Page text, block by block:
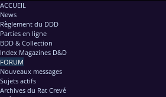
ACCUEIL
News
Règlement du DDD
Parties en ligne
BDD & Collection
Index Magazines D&D
FORUM
Nouveaux messages
Sujets actifs
Archives du Rat Crevé